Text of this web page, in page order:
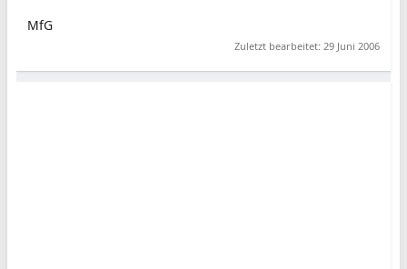
MfG
Zuletzt bearbeitet: 29 Juni 2006